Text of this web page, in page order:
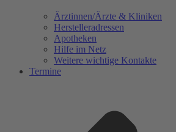
Ärztinnen/Ärzte & Kliniken
Herstelleradressen
Apotheken
Hilfe im Netz
Weitere wichtige Kontakte
Termine